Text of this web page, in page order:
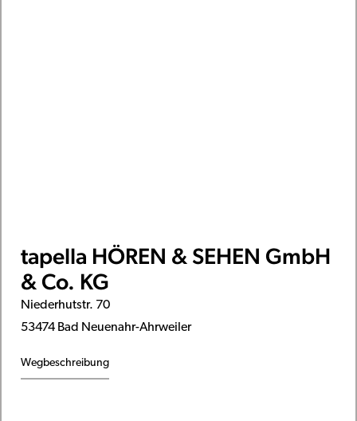
tapella HÖREN & SEHEN GmbH
& Co. KG
Niederhutstr. 70
53474 Bad Neuenahr-Ahrweiler
Wegbeschreibung